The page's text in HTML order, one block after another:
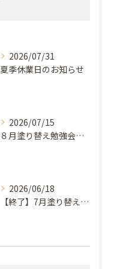
2026/07/31
夏季休業日のお知らせ
2026/07/15
８月塗り替え勉強会開催のお知らせ
2026/06/18
【終了】7月塗り替え勉強会のお知らせ